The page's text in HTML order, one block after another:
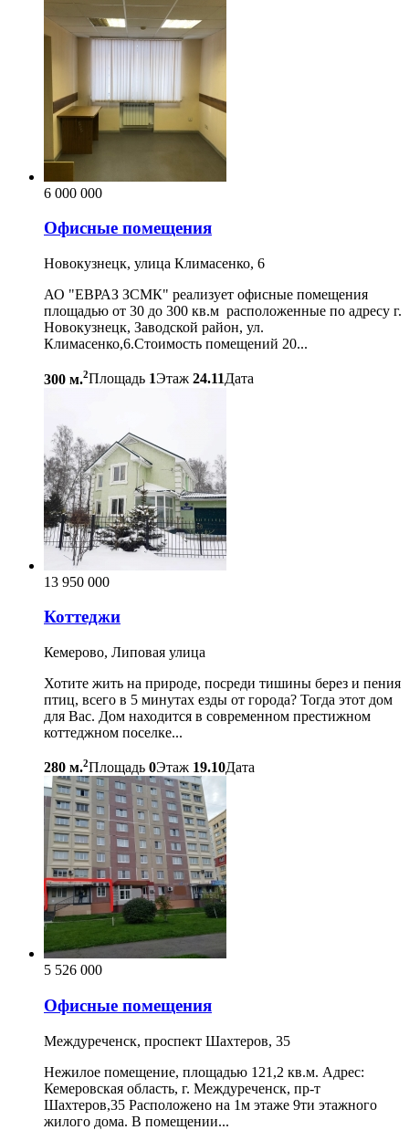
6 000 000
Офисные помещения
Новокузнецк, улица Климасенко, 6
АО "ЕВРАЗ ЗСМК" реализует офисные помещения
площадью от 30 до 300 кв.м расположенные по адресу г.
Новокузнецк, Заводской район, ул.
Климасенко,6.Стоимость помещений 20...
300 м.2Площадь 1Этаж 24.11Дата
13 950 000
Коттеджи
Кемерово, Липовая улица
Хотите жить на природе, посреди тишины берез и пения
птиц, всего в 5 минутах езды от города? Тогда этот дом
для Вас. Дом находится в современном престижном
коттеджном поселке...
280 м.2Площадь 0Этаж 19.10Дата
5 526 000
Офисные помещения
Междуреченск, проспект Шахтеров, 35
Нежилое помещение, площадью 121,2 кв.м. Адрес:
Кемеровская область, г. Междуреченск, пр-т
Шахтеров,35 Расположено на 1м этаже 9ти этажного
жилого дома. В помещении...